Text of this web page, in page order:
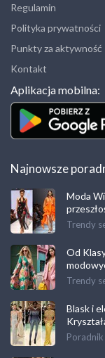
Regulamin
Polityka prywatności
Punkty za aktywność
Kontakt
Aplikacja mobilna:
Najnowsze
Moda
Trendy
Od
Trendy
Blask i